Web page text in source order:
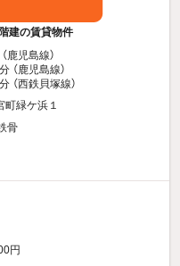
建の賃貸物件
鹿児島線）
分 （鹿児島線）
分 （西鉄貝塚線）
町緑ケ浜１
骨
円